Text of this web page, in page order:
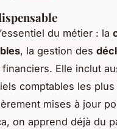
du métier : la
, la gestion des
Elle inclut
comptables les
mises à jour
on apprend déjà du